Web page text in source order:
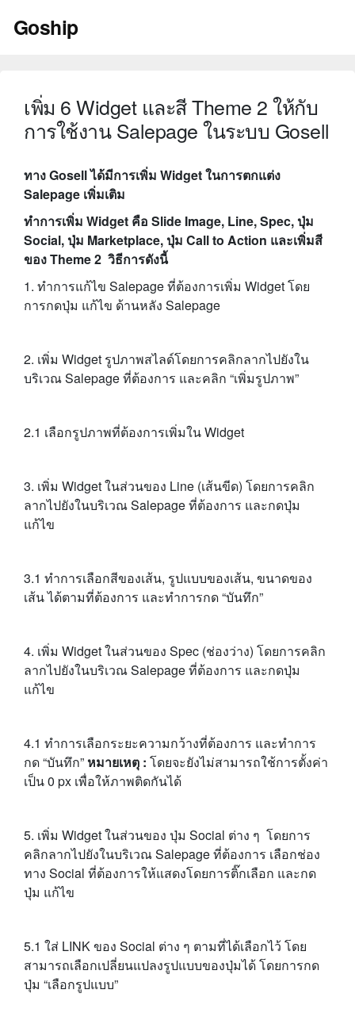
Goship
เพิ่ม 6 Widget และสี Theme 2 ให้กับ
การใช้งาน Salepage ในระบบ Gosell
ทาง Gosell ได้มีการเพิ่ม Widget ในการตกแต่ง
Salepage เพิ่มเติม
ทำการเพิ่ม Widget คือ Slide Image, Line, Spec, ปุ่ม
Social, ปุ่ม Marketplace, ปุ่ม Call to Action และเพิ่มสี
ของ Theme 2 วิธีการดังนี้
1. ทำการแก้ไข Salepage ที่ต้องการเพิ่ม Widget โดย
การกดปุ่ม แก้ไข ด้านหลัง Salepage
2. เพิ่ม Widget รูปภาพสไลด์โดยการคลิกลากไปยังใน
บริเวณ Salepage ที่ต้องการ และคลิก “เพิ่มรูปภาพ”
2.1 เลือกรูปภาพที่ต้องการเพิ่มใน Widget
3. เพิ่ม Widget ในส่วนของ Line (เส้นขีด) โดยการคลิก
ลากไปยังในบริเวณ Salepage ที่ต้องการ และกดปุ่ม
แก้ไข
3.1 ทำการเลือกสีของเส้น, รูปแบบของเส้น, ขนาดของ
เส้น ได้ตามที่ต้องการ และทำการกด “บันทึก”
4. เพิ่ม Widget ในส่วนของ Spec (ช่องว่าง) โดยการคลิก
ลากไปยังในบริเวณ Salepage ที่ต้องการ และกดปุ่ม
แก้ไข
4.1 ทำการเลือกระยะความกว้างที่ต้องการ และทำการ
กด “บันทึก” หมายเหตุ : โดยจะยังไม่สามารถใช้การตั้งค่า
เป็น 0 px เพื่อให้ภาพติดกันได้
5. เพิ่ม Widget ในส่วนของ ปุ่ม Social ต่าง ๆ โดยการ
คลิกลากไปยังในบริเวณ Salepage ที่ต้องการ เลือกช่อง
ทาง Social ที่ต้องการให้แสดงโดยการติ๊กเลือก และกด
ปุ่ม แก้ไข
5.1 ใส่ LINK ของ Social ต่าง ๆ ตามที่ได้เลือกไว้ โดย
สามารถเลือกเปลี่ยนแปลงรูปแบบของปุ่มได้ โดยการกด
ปุ่ม “เลือกรูปแบบ”